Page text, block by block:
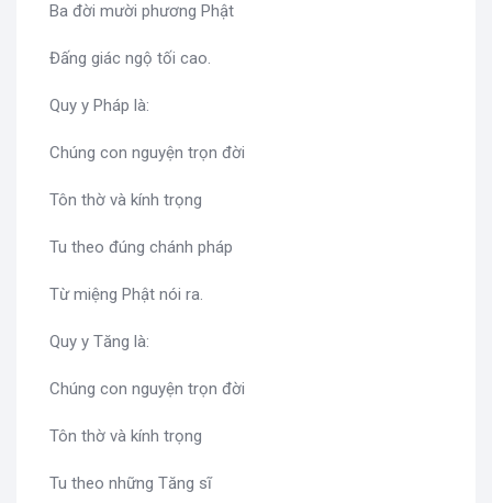
Ba đời mười phương Phật
Đấng giác ngộ tối cao.
Quy y Pháp là:
Chúng con nguyện trọn đời
Tôn thờ và kính trọng
Tu theo đúng chánh pháp
Từ miệng Phật nói ra.
Quy y Tăng là:
Chúng con nguyện trọn đời
Tôn thờ và kính trọng
Tu theo những Tăng sĩ